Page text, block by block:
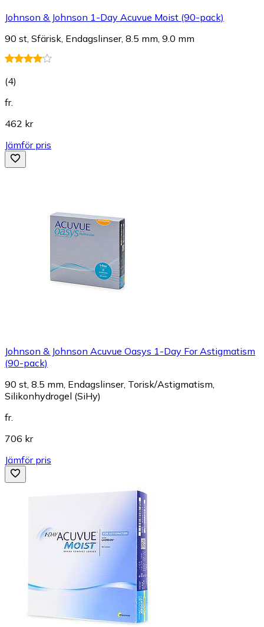
Johnson & Johnson 1-Day Acuvue Moist (90-pack)
90 st, Sfärisk, Endagslinser, 8.5 mm, 9.0 mm
(4)
fr.
462 kr
Jämför pris
Johnson & Johnson Acuvue Oasys 1-Day For Astigmatism
(90-pack)
90 st, 8.5 mm, Endagslinser, Torisk/Astigmatism,
Silikonhydrogel (SiHy)
fr.
706 kr
Jämför pris